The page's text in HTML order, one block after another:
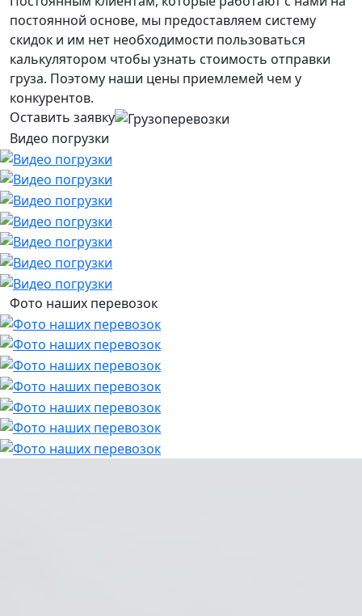
постоянной основе, мы предоставляем систему
скидок и им нет необходимости пользоваться
калькулятором чтобы узнать стоимость отправки
груза. Поэтому наши цены приемлемей чем у
конкурентов.
Оставить заявку
Видео погрузки
Фото наших перевозок